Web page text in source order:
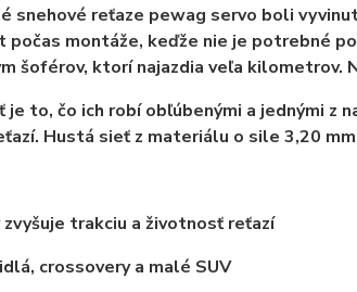
snehové reťaze pewag servo boli
montáže, keďže nie je potrebné
šoférov, ktorí najazdia veľa kilometrov.
to, čo ich robí obľúbenými a jednými z
Hustá sieť z materiálu o sile 3,20
trakciu a životnosť reťazí
crossovery a malé SUV